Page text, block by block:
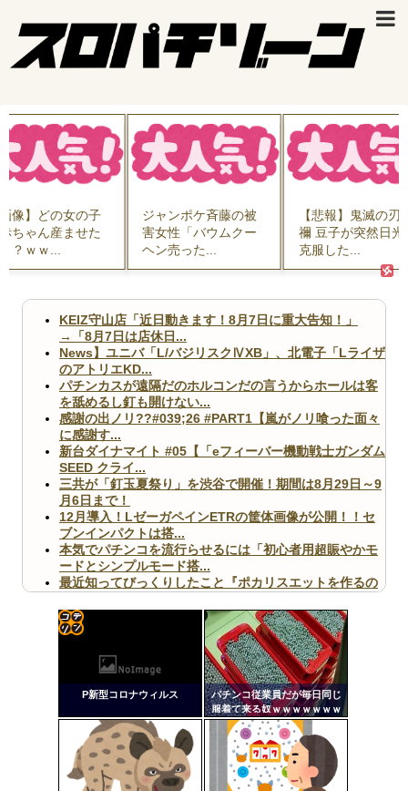
像】どの女の子
ちゃん産ませた
？ｗｗ...
ジャンポケ斉藤の被
害女性「バウムクー
ヘン売った...
【悲報】鬼滅の刃
禰 豆子が突然日光
克服した...
KEIZ守山店「近日動きます！8月7日に重大告知！」
→「8月7日は店休日...
News】ユニバ「L/バジリスクⅣXB」、北電子「Lライザ
のアトリエKD...
パチンカスが遠隔だのホルコンだの言うからホールは客
を舐めるし釘も開けない...
感謝の出ノリ??#039;26 #PART1【嵐がノリ喰った面々
に感謝す...
新台ダイナマイト #05【「eフィーバー機動戦士ガンダム
SEED クライ...
三共が「釘玉夏祭り」を渋谷で開催！期間は8月29日～9
月6日まで！
12月導入！LゼーガペインETRの筐体画像が公開！！セ
ブンインパクトは搭...
本気でパチンコを流行らせるには「初心者用超賑やかモ
ードとシンプルモード搭...
最近知ってびっくりしたこと『ポカリスエットを作るの
【ヤバ杉】日本の無車検車「実は俺たち20万台も走って
ますｗ」←これどうす...
【閲覧注意】俺が近くにいると機械が壊れるんだけどさ
【画像】ペプシコーラ社、「こういうのでいいんだよ」
な新商品を発売
Powered by livedoor 相互RSS
P新型コロナウィルス
パチンコ従業員だが毎日同じ
服着て来る奴ｗｗｗｗｗｗｗ
ｗｗｗｗｗ
ンク
自動